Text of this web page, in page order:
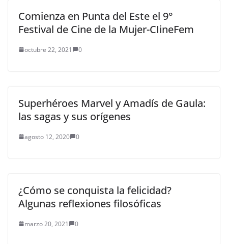
Comienza en Punta del Este el 9°
Festival de Cine de la Mujer-CIineFem
octubre 22, 2021 0
Superhéroes Marvel y Amadís de Gaula:
las sagas y sus orígenes
agosto 12, 2020 0
¿Cómo se conquista la felicidad?
Algunas reflexiones filosóficas
marzo 20, 2021 0